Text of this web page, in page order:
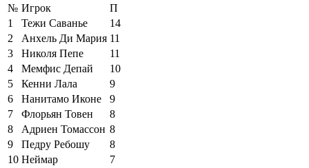
№ Игрок
П
1
Тежи Саванье
14
2
Анхель Ди Мария 11
3
Николя Пепе
11
4
Мемфис Депай
10
5
Кенни Лала
9
6
Нанитамо Иконе
9
7
Флорьян Товен
8
8
Адриен Томассон 8
9
Педру Ребошу
8
10 Неймар
7